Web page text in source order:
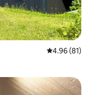
Calificación
4.96 (81)